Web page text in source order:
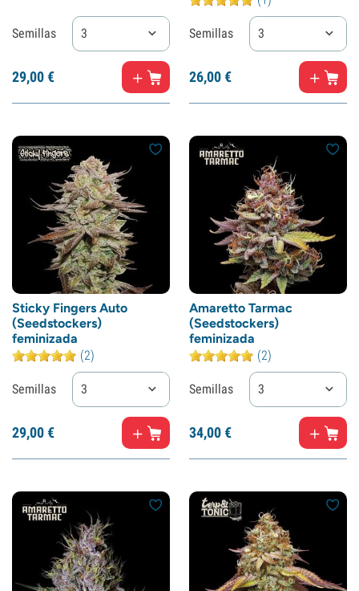
Semillas 3
29,00€
Semillas 3
26,00€
Sticky Fingers Auto
(Seedstockers)
feminizada
(2)
Semillas 3
29,00€
Amaretto Tarmac
(Seedstockers)
feminizada
(2)
Semillas 3
34,00€